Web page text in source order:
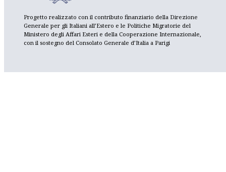
Progetto realizzato con il contributo finanziario della Direzione
Generale per gli Italiani all’Estero e le Politiche Migratorie del
Ministero degli Affari Esteri e della Cooperazione Internazionale,
con il sostegno del Consolato Generale d’Italia a Parigi